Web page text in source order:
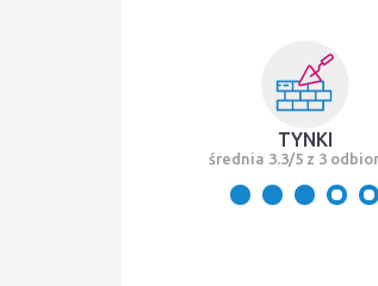
TYNKI
średnia 3.3/5 z 3